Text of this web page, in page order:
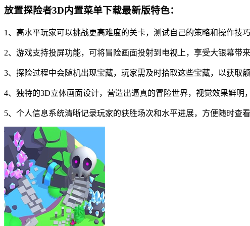
放置探险者3D内置菜单下载最新版特色：
1、高水平玩家可以挑战更高难度的关卡，测试自己的策略和操作技
2、游戏支持投屏功能，可将冒险画面投射到电视上，享受大银幕带
3、探险过程中会随机出现宝藏，玩家需及时拾取这些宝藏，以获取
4、独特的3D立体画面设计，营造出逼真的冒险世界，视觉效果鲜明
5、个人信息系统清晰记录玩家的获胜场次和水平进展，方便随时查